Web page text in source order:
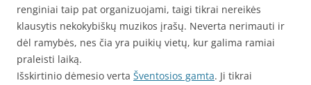
renginiai taip pat organizuojami, taigi tikrai nereikės
klausytis nekokybiškų muzikos įrašų. Neverta nerimauti ir
dėl ramybės, nes čia yra puikių vietų, kur galima ramiai
praleisti laiką.
Išskirtinio dėmesio verta Šventosios gamta. Ji tikrai